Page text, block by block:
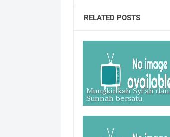
RELATED POSTS
Mungkinkah Syi'ah dan
Sunnah bersatu